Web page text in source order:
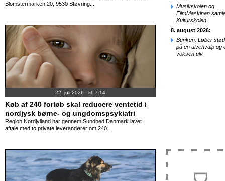
Blomstermarken 20, 9530 Støvring...
Musikskolen og
FilmMaskinen
Kulturskolen
8. august 2026:
Bunken: Løber
på en ulvehvalp og
voksen ulv
22. juli 2026 - kl. 7:14
Køb af 240 forløb skal reducere ventetid i
nordjysk børne- og ungdomspsykiatri
Region Nordjylland har gennem Sundhed Danmark lavet
aftale med to private leverandører om 240...